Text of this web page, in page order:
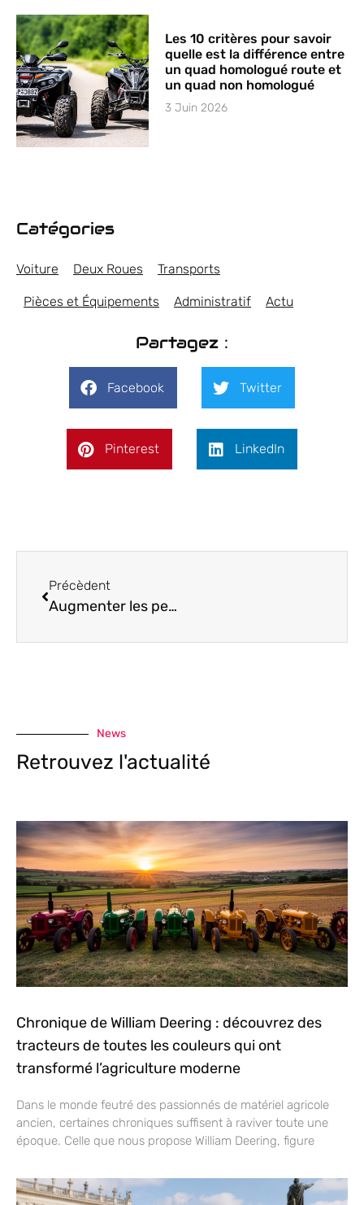
Les 10 critères pour savoir
quelle est la différence entre
un quad homologué route et
un quad non homologué
3 Juin 2026
Catégories
Voiture Deux Roues Transports
Pièces et Équipements Administratif Actu
Partagez :
Facebook Twitter
Pinterest LinkedIn
Précèdent
Augmenter les performances de son Audi A3 grâce à un turbo adapté
News
Retrouvez l'actualité
Chronique de William Deering : découvrez des
tracteurs de toutes les couleurs qui ont
transformé l’agriculture moderne
Dans le monde feutré des passionnés de matériel agricole
ancien, certaines chroniques suffisent à raviver toute une
époque. Celle que nous propose William Deering, figure